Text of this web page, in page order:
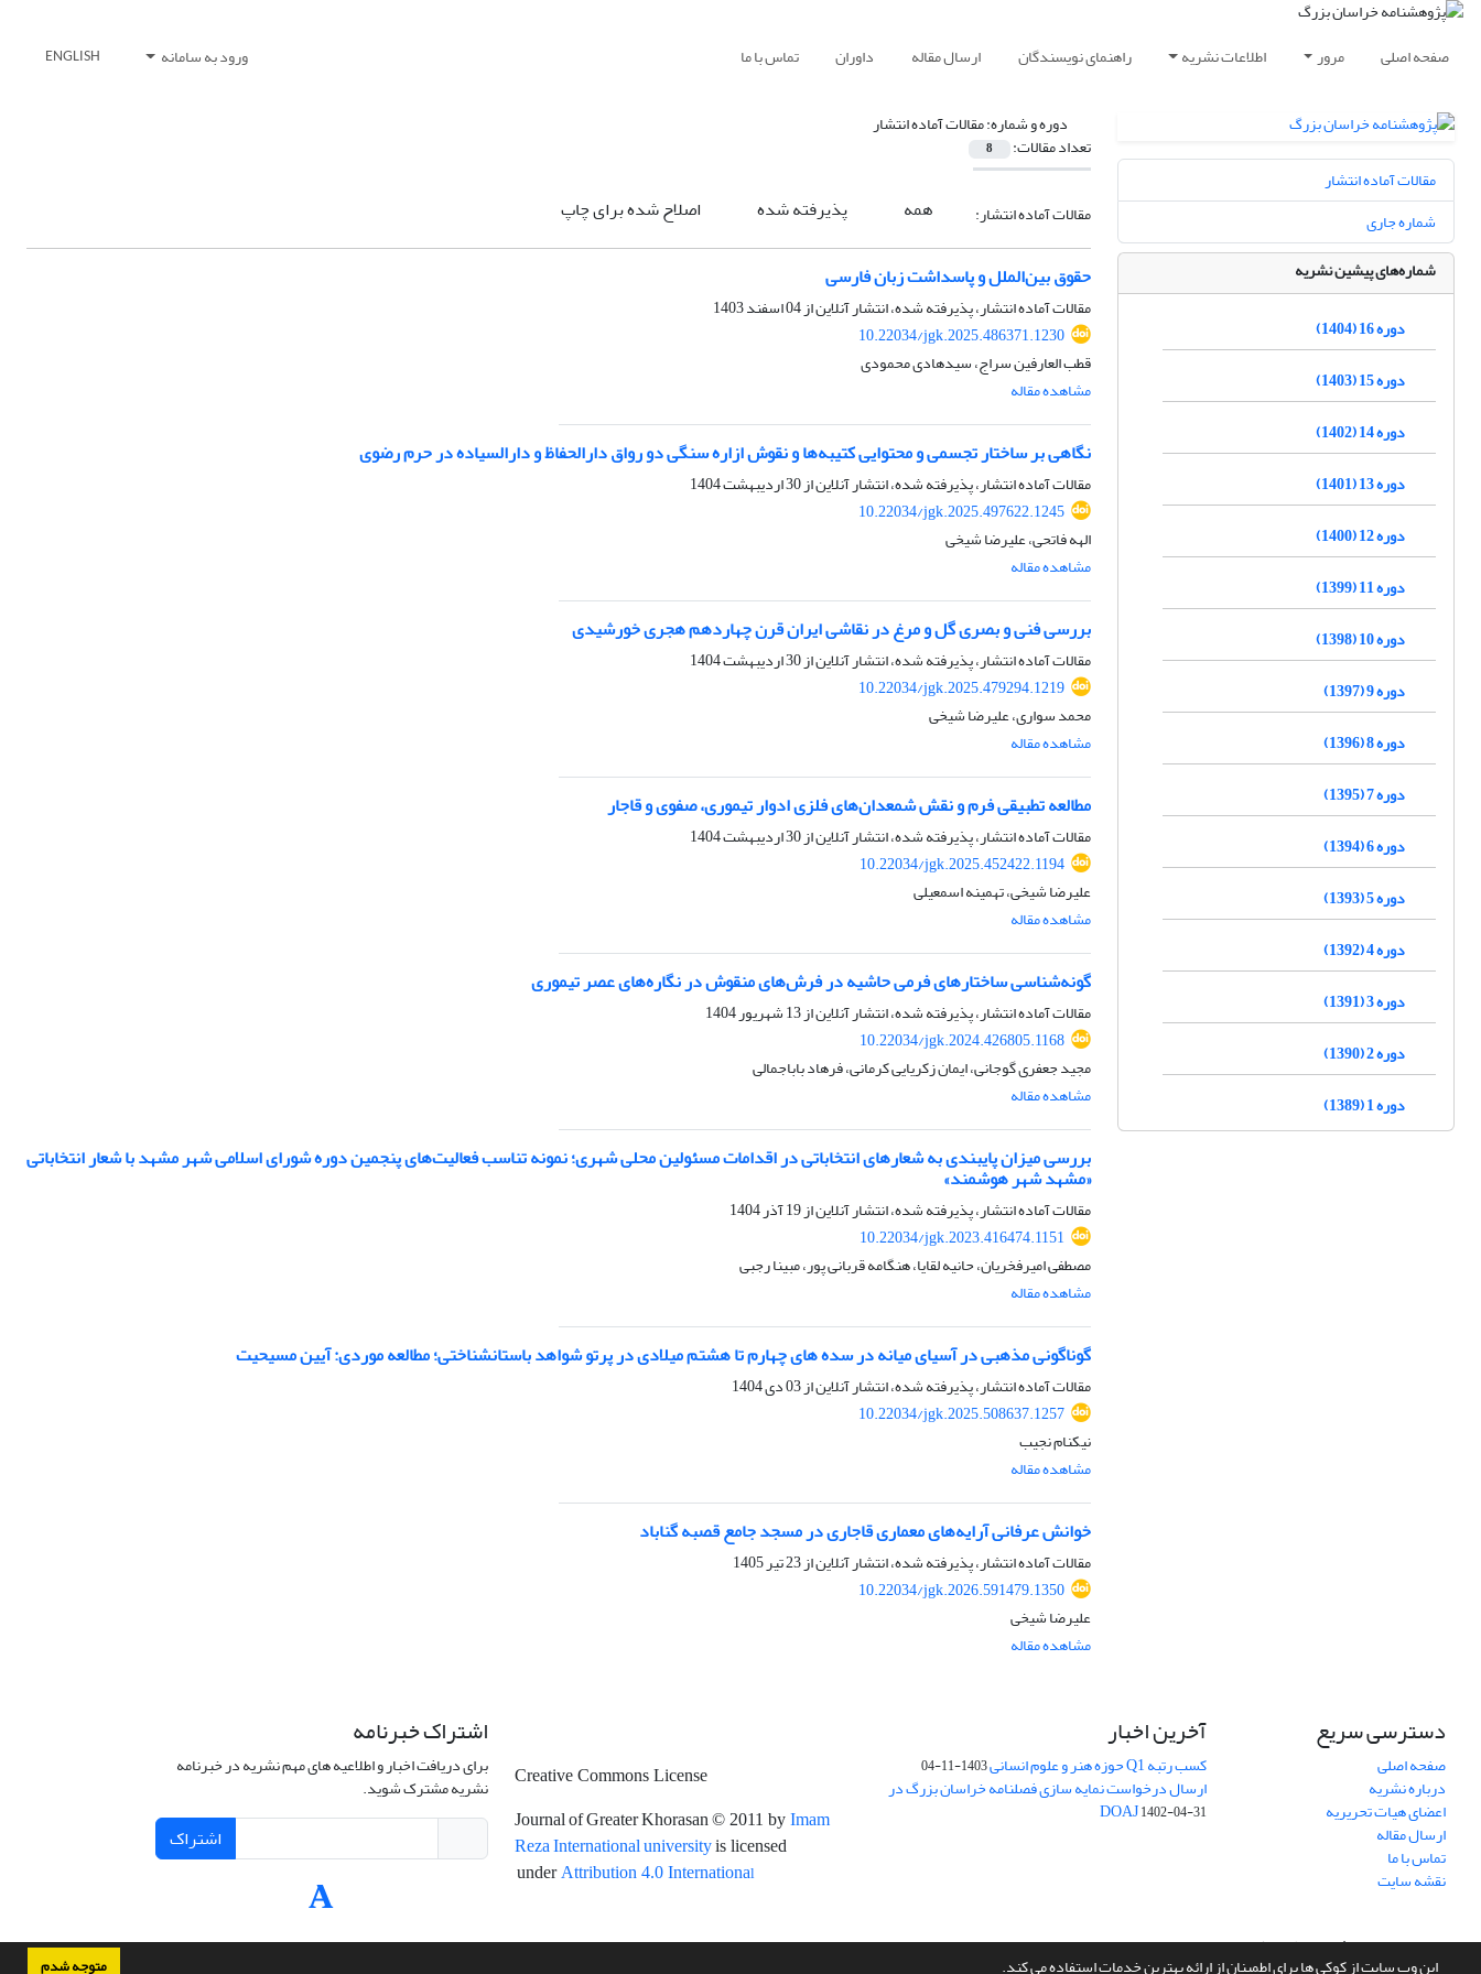
این وب سایت از کوکی ها برای اطمینان از ارائه بهترین خدمات استفاده می کند. متوجه شدم
صفحه اصلی مرور اطلاعات نشریه راهنمای نویسندگان ارسال مقاله داوران تماس با ما ورود به سامانه ENGLISH
دوره و شماره:مقالات آماده انتشار
تعداد مقالات: 8
مقالات آماده انتشار: همه پذیرفته شده اصلاح شده برای چاپ
حقوق بین‌الملل و پاسداشت زبان فارسی
مقالات آماده انتشار، پذیرفته شده، انتشار آنلاین از04 اسفند 1403
10.22034/jgk.2025.486371.1230
قطب العارفین سراج، سیدهادی محمودی
مشاهده مقاله
نگاهی بر ساختار تجسمی و محتوایی کتیبه‌ها و نقوش ازاره سنگی دو رواق دارالحفاظ و دارالسیاده در حرم رضوی
مقالات آماده انتشار، پذیرفته شده، انتشار آنلاین از30 اردیبهشت 1404
10.22034/jgk.2025.497622.1245
الهه فاتحی، علیرضا شیخی
مشاهده مقاله
بررسی فنی و بصری گل و مرغ در نقاشی ایران قرن چهاردهم هجری خورشیدی
مقالات آماده انتشار، پذیرفته شده، انتشار آنلاین از30 اردیبهشت 1404
10.22034/jgk.2025.479294.1219
محمد سواری، علیرضا شیخی
مشاهده مقاله
مطالعه تطبیقی فرم و نقش شمعدان‌های فلزی ادوار تیموری، صفوی و قاجار
مقالات آماده انتشار، پذیرفته شده، انتشار آنلاین از30 اردیبهشت 1404
10.22034/jgk.2025.452422.1194
علیرضا شیخی، تهمینه اسمعیلی
مشاهده مقاله
گونه‌‌شناسی ساختارهای فرمی حاشیه‌ در فرش‌های منقوش در نگاره‌های عصر تیموری
مقالات آماده انتشار، پذیرفته شده، انتشار آنلاین از13 شهریور 1404
10.22034/jgk.2024.426805.1168
مجید جعفری گوجانی، ایمان زکریایی کرمانی، فرهاد باباجمالی
مشاهده مقاله
بررسی میزان پایبندی به شعارهای انتخاباتی در اقدامات مسئولین محلی شهری؛ نمونه تناسب فعالیت‌های پنجمین دوره شورای اسلامی شهر مشهد با شعار انتخاباتی
«مشهد شهر هوشمند»
مقالات آماده انتشار، پذیرفته شده، انتشار آنلاین از19 آذر 1404
10.22034/jgk.2023.416474.1151
مصطفی امیرفخریان، حانیه لقایا، هنگامه قربانی پور، مبینا رجبی
مشاهده مقاله
گوناگونی مذهبی در آسیای میانه در سده های چهارم تا هشتم میلادی در پرتو شواهد باستانشناختی؛ مطالعه موردی: آیین مسیحیت
مقالات آماده انتشار، پذیرفته شده، انتشار آنلاین از03 دی 1404
10.22034/jgk.2025.508637.1257
نیکنام نجیب
مشاهده مقاله
خوانش عرفانی آرایه‌های معماری قاجاری در مسجد جامع قصبه گناباد
مقالات آماده انتشار، پذیرفته شده، انتشار آنلاین از23 تیر 1405
10.22034/jgk.2026.591479.1350
علیرضا شیخی
مشاهده مقاله
مقالات آماده انتشار
شماره جاری
شماره‌های پیشین نشریه
دوره 16 (1404)
دوره 15 (1403)
دوره 14 (1402)
دوره 13 (1401)
دوره 12 (1400)
دوره 11 (1399)
دوره 10 (1398)
دوره 9 (1397)
دوره 8 (1396)
دوره 7 (1395)
دوره 6 (1394)
دوره 5 (1393)
دوره 4 (1392)
دوره 3 (1391)
دوره 2 (1390)
دوره 1 (1389)
دسترسی سریع
صفحه اصلی
درباره نشریه
اعضای هیات تحریریه
ارسال مقاله
تماس با ما
نقشه سایت
آخرین اخبار
کسب رتبه Q1 حوزه هنر و علوم انسانی 1403-11-04
ارسال درخواست نمایه سازی فصلنامه خراسان بزرگ در
DOAJ1402-04-31
Creative Commons License
Journal of Greater Khorasan© 2011 by Imam
Reza International universityis licensed
under Attribution 4.0 International
اشتراک خبرنامه
برای دریافت اخبار و اطلاعیه های مهم نشریه در خبرنامه
نشریه مشترک شوید.
اشتراک
سامانه مدیریت نشریات علمی.طراحی و پیاده سازی ازسیناوب